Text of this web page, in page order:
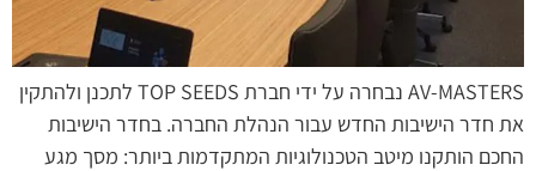
AV-MASTERS נבחרה על ידי חברת TOP SEEDS לתכנן ולהתקין
את חדר הישיבות החדש עבור הנהלת החברה. בחדר הישיבות
החכם הותקנו מיטב הטכנולוגיות המתקדמות ביותר: מסך מגע